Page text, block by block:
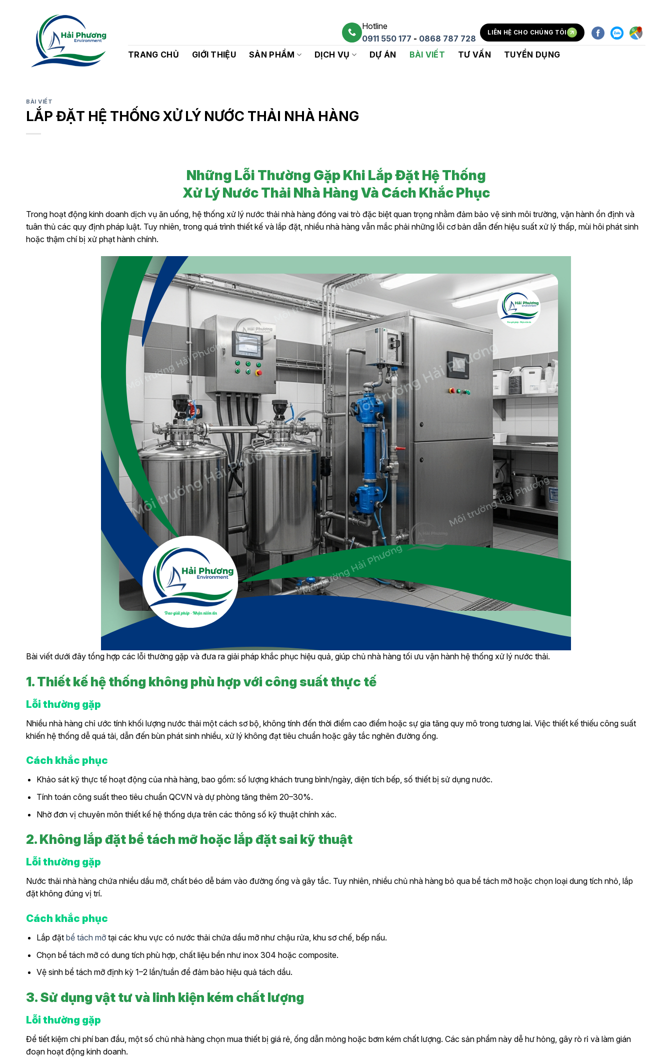
Hotline
0911 550 177 - 0868 787 728
LIÊN HỆ CHO CHÚNG TÔI
TRANG CHỦ GIỚI THIỆU SẢN PHẨM DỊCH VỤ DỰ ÁN BÀI VIẾT TƯ VẤN TUYỂN DỤNG
BÀI VIẾT
LẮP ĐẶT HỆ THỐNG XỬ LÝ NƯỚC THẢI NHÀ HÀNG
Những Lỗi Thường Gặp Khi Lắp Đặt Hệ Thống
Xử Lý Nước Thải Nhà Hàng Và Cách Khắc Phục
Trong hoạt động kinh doanh dịch vụ ăn uống, hệ thống xử lý nước thải nhà hàng đóng vai trò đặc biệt quan trọng nhằm đảm bảo vệ sinh môi trường, vận hành ổn định và
tuân thủ các quy định pháp luật. Tuy nhiên, trong quá trình thiết kế và lắp đặt, nhiều nhà hàng vẫn mắc phải những lỗi cơ bản dẫn đến hiệu suất xử lý thấp, mùi hôi phát sinh
hoặc thậm chí bị xử phạt hành chính.
Bài viết dưới đây tổng hợp các lỗi thường gặp và đưa ra giải pháp khắc phục hiệu quả, giúp chủ nhà hàng tối ưu vận hành hệ thống xử lý nước thải.
1. Thiết kế hệ thống không phù hợp với công suất thực tế
Lỗi thường gặp
Nhiều nhà hàng chỉ ước tính khối lượng nước thải một cách sơ bộ, không tính đến thời điểm cao điểm hoặc sự gia tăng quy mô trong tương lai. Việc thiết kế thiếu công suất
khiến hệ thống dễ quá tải, dẫn đến bùn phát sinh nhiều, xử lý không đạt tiêu chuẩn hoặc gây tắc nghẽn đường ống.
Cách khắc phục
Khảo sát kỹ thực tế hoạt động của nhà hàng, bao gồm: số lượng khách trung bình/ngày, diện tích bếp, số thiết bị sử dụng nước.
Tính toán công suất theo tiêu chuẩn QCVN và dự phòng tăng thêm 20–30%.
Nhờ đơn vị chuyên môn thiết kế hệ thống dựa trên các thông số kỹ thuật chính xác.
2. Không lắp đặt bể tách mỡ hoặc lắp đặt sai kỹ thuật
Lỗi thường gặp
Nước thải nhà hàng chứa nhiều dầu mỡ, chất béo dễ bám vào đường ống và gây tắc. Tuy nhiên, nhiều chủ nhà hàng bỏ qua bể tách mỡ hoặc chọn loại dung tích nhỏ, lắp
đặt không đúng vị trí.
Cách khắc phục
Lắp đặt bể tách mỡtại các khu vực có nước thải chứa dầu mỡ như chậu rửa, khu sơ chế, bếp nấu.
Chọn bể tách mỡ có dung tích phù hợp, chất liệu bền như inox 304 hoặc composite.
Vệ sinh bể tách mỡ định kỳ 1–2 lần/tuần để đảm bảo hiệu quả tách dầu.
3. Sử dụng vật tư và linh kiện kém chất lượng
Lỗi thường gặp
Để tiết kiệm chi phí ban đầu, một số chủ nhà hàng chọn mua thiết bị giá rẻ, ống dẫn mỏng hoặc bơm kém chất lượng. Các sản phẩm này dễ hư hỏng, gây rò rỉ và làm gián
đoạn hoạt động kinh doanh.